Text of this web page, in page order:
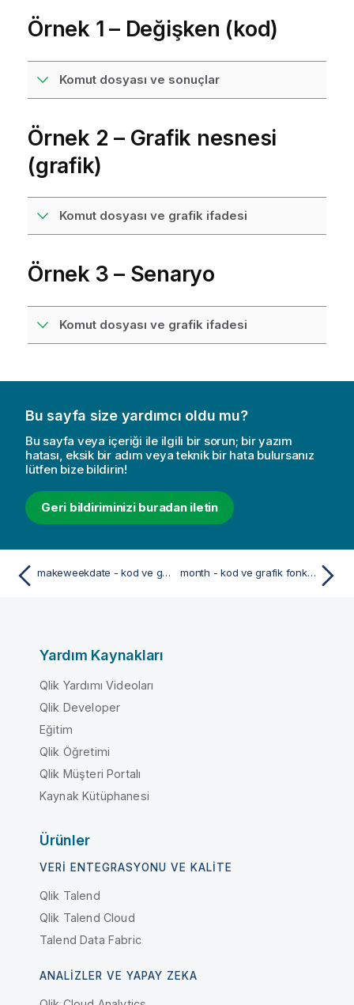
Örnek 1 – Değişken (kod)
Komut dosyası ve sonuçlar
Örnek 2 – Grafik nesnesi
(grafik)
Komut dosyası ve grafik ifadesi
Örnek 3 – Senaryo
Komut dosyası ve grafik ifadesi
Bu sayfa size yardımcı oldu mu?
Bu sayfa veya içeriği ile ilgili bir sorun; bir yazım
hatası, eksik bir adım veya teknik bir hata bulursanız
lütfen bize bildirin!
Geri bildiriminizi buradan iletin
makeweekdate - kod ve grafik fonksiyonu month - kod ve grafik fonksiyonu
Yardım Kaynakları
Qlik Yardımı Videoları
Qlik Developer
Eğitim
Qlik Öğretimi
Qlik Müşteri Portalı
Kaynak Kütüphanesi
Ürünler
VERI ENTEGRASYONU VE KALITE
Qlik Talend
Qlik Talend Cloud
Talend Data Fabric
ANALIZLER VE YAPAY ZEKA